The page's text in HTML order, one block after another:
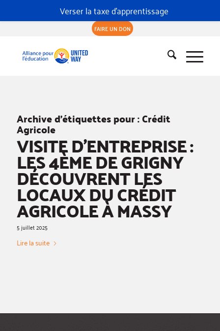
FAIRE UN DON
Archive d’étiquettes pour :Crédit
Agricole
VISITE D’ENTREPRISE :
LES 4ÈME DE GRIGNY
DÉCOUVRENT LES
LOCAUX DU CRÉDIT
AGRICOLE À MASSY
5 juillet 2025
Lire la suite
Verser la taxe d'apprentissage